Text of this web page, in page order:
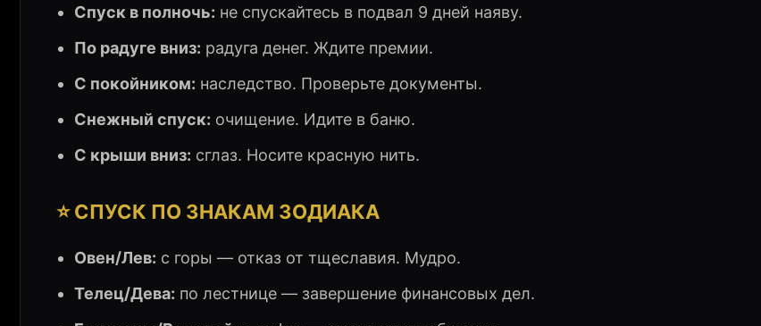
Спуск в полночь: не спускайтесь в подвал 9 дней наяву.
По радуге вниз: радуга денег. Ждите премии.
С покойником: наследство. Проверьте документы.
Снежный спуск: очищение. Идите в баню.
С крыши вниз: сглаз. Носите красную нить.
⭐ СПУСК ПО ЗНАКАМ ЗОДИАКА
Овен/Лев: с горы — отказ от тщеславия. Мудро.
Телец/Дева: по лестнице — завершение финансовых дел.